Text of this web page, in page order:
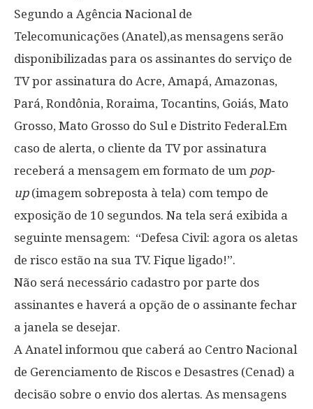
Segundo a Agência Nacional de
Telecomunicações (Anatel),as mensagens serão
disponibilizadas para os assinantes do serviço de
TV por assinatura do Acre, Amapá, Amazonas,
Pará, Rondônia, Roraima, Tocantins, Goiás, Mato
Grosso, Mato Grosso do Sul e Distrito Federal.Em
caso de alerta, o cliente da TV por assinatura
receberá a mensagem em formato de um pop-
up(imagem sobreposta à tela) com tempo de
exposição de 10 segundos. Na tela será exibida a
seguinte mensagem: “Defesa Civil: agora os aletas
de risco estão na sua TV. Fique ligado!”.
Não será necessário cadastro por parte dos
assinantes e haverá a opção de o assinante fechar
a janela se desejar.
A Anatel informou que caberá ao Centro Nacional
de Gerenciamento de Riscos e Desastres (Cenad) a
decisão sobre o envio dos alertas. As mensagens